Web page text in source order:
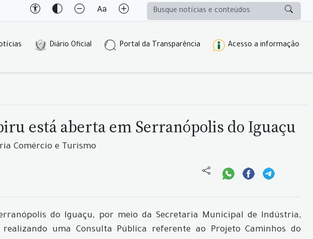
Diário Oficial Portal da Transparência Acesso a informação
está aberta em Serranópolis do Iguaçu
Comércio e Turismo
do Iguaçu, por meio da Secretaria Municipal de Indústria,
uma Consulta Pública referente ao Projeto Caminhos do